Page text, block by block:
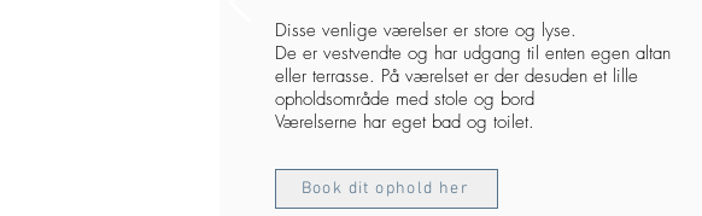
Disse venlige værelser er store og lyse.
De er vestvendte og har udgang til enten egen altan
eller terrasse. På værelset er der desuden et lille
opholdsområde med stole og bord
Værelserne har eget bad og toilet.
Book dit ophold her